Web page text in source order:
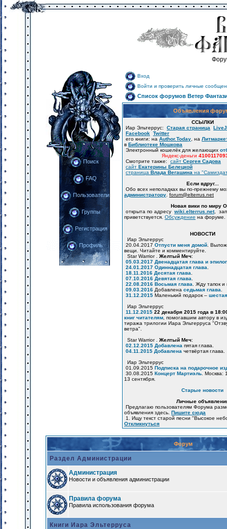
Поиск
FAQ
Пользователи
Группы
Регистрация
Профиль
Вход
Войти и проверить личные
Список форумов Ветер
Объявления
ССЫЛКИ
Иар Эльтеррус: Старая страница
Facebook Twitter
его книги: на Author.Today , на
в Библиотеке Мошкова
Электронный кошелёк для желающих
Яндекс-деньги
Смотрите также: сайт Сергея Садова
сайт Екатерины Белецкой
страница Влада Вегашина на
Если вдруг...
Обо всех неполадках вы по-прежнему
администратору forum@elterrus.net
Новая вики по миру
открыта по адресу wiki.elterrus.net,
приветствуется. Обсуждение на форуме.
НОВОСТИ
Иар Эльтеррус
20.04.2017 Отпусти меня домой .
вещи. Читайте и комментируйте.
Star Warrior . Желтый Меч:
05.03.2017 Двенадцатая глава и эпилог
24.01.2017 Одиннадцатая глава
18.11.2016 Десятая глава
07.10.2016 Девятая глава
22.08.2016 Восьмая глава . Жду тапок
09.03.2016 Добавлена седьмая глава
31.12.2015 Маленький подарок –
Иар Эльтеррус
11.12.2015 22 декабря 2015 года в
книг читателям , помогавшим автору в
тиража трилогии Иара Эльтерруса
ветра".
Star Warrior . Желтый Меч:
02.12.2015 Добавлена пятая глава.
04.11.2015 Добавлена четвёртая глава.
Иар Эльтеррус
01.09.2015 Подписка на подарочное
30.08.2015 Концерт Мартиэль . Москва:
13 сентября.
Старые новости
Личные
Предлагаю пользователям Форума
объявления здесь. Пишите сюда
1. Ищу текст старой песни "Высокое
Откликнуться
Форум
Раздел Администрации
Администрация
Новости и объявления администрации
Правила форума
Правила использования форума
Книги Иара Эльтерруса